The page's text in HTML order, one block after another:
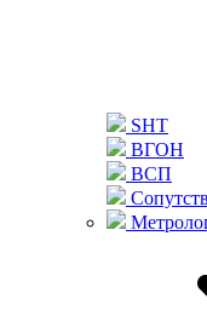
SHT
ВГОН
ВСП